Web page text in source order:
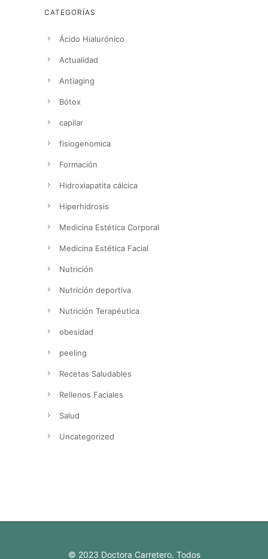
CATEGORÍAS
Ácido Hialurónico
Actualidad
Antiaging
Bótox
capilar
fisiogenomica
Formación
Hidroxiapatita cálcica
Hiperhidrosis
Medicina Estética Corporal
Medicina Estética Facial
Nutrición
Nutrición deportiva
Nutrición Terapéutica
obesidad
peeling
Recetas Saludables
Rellenos Faciales
Salud
Uncategorized
© 2023 Doctora Carretero. Todos